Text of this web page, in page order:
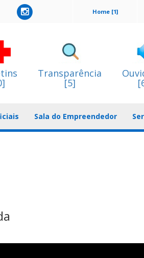
Home [1]
Transparência
[5]
Sala do Empreendedor